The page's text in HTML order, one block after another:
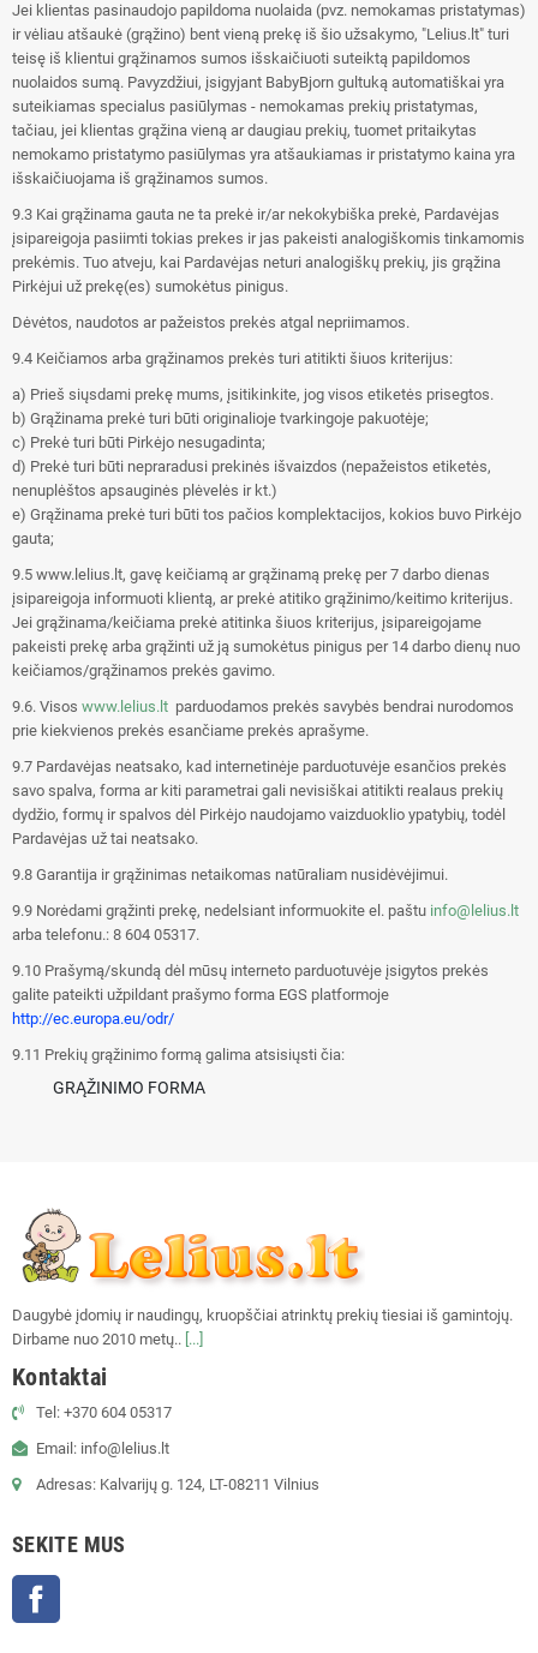
Jei klientas pasinaudojo papildoma nuolaida (pvz. nemokamas pristatymas)
ir vėliau atšaukė (grąžino) bent vieną prekę iš šio užsakymo, "Lelius.lt" turi
teisę iš klientui grąžinamos sumos išskaičiuoti suteiktą papildomos
nuolaidos sumą. Pavyzdžiui, įsigyjant BabyBjorn gultuką automatiškai yra
suteikiamas specialus pasiūlymas - nemokamas prekių pristatymas,
tačiau, jei klientas grąžina vieną ar daugiau prekių, tuomet pritaikytas
nemokamo pristatymo pasiūlymas yra atšaukiamas ir pristatymo kaina yra
išskaičiuojama iš grąžinamos sumos.
9.3 Kai grąžinama gauta ne ta prekė ir/ar nekokybiška prekė, Pardavėjas
įsipareigoja pasiimti tokias prekes ir jas pakeisti analogiškomis tinkamomis
prekėmis. Tuo atveju, kai Pardavėjas neturi analogiškų prekių, jis grąžina
Pirkėjui už prekę(es) sumokėtus pinigus.
Dėvėtos, naudotos ar pažeistos prekės atgal nepriimamos.
9.4 Keičiamos arba grąžinamos prekės turi atitikti šiuos kriterijus:
a) Prieš siųsdami prekę mums, įsitikinkite, jog visos etiketės prisegtos.
b) Grąžinama prekė turi būti originalioje tvarkingoje pakuotėje;
c) Prekė turi būti Pirkėjo nesugadinta;
d) Prekė turi būti nepraradusi prekinės išvaizdos (nepažeistos etiketės,
nenuplėštos apsauginės plėvelės ir kt.)
e) Grąžinama prekė turi būti tos pačios komplektacijos, kokios buvo Pirkėjo
gauta;
9.5 www.lelius.lt, gavę keičiamą ar grąžinamą prekę per 7 darbo dienas
įsipareigoja informuoti klientą, ar prekė atitiko grąžinimo/keitimo kriterijus.
Jei grąžinama/keičiama prekė atitinka šiuos kriterijus, įsipareigojame
pakeisti prekę arba grąžinti už ją sumokėtus pinigus per 14 darbo dienų nuo
keičiamos/grąžinamos prekės gavimo.
9.6. Visos www.lelius.lt parduodamos prekės savybės bendrai nurodomos
prie kiekvienos prekės esančiame prekės aprašyme.
9.7 Pardavėjas neatsako, kad internetinėje parduotuvėje esančios prekės
savo spalva, forma ar kiti parametrai gali nevisiškai atitikti realaus prekių
dydžio, formų ir spalvos dėl Pirkėjo naudojamo vaizduoklio ypatybių, todėl
Pardavėjas už tai neatsako.
9.8 Garantija ir grąžinimas netaikomas natūraliam nusidėvėjimui.
9.9 Norėdami grąžinti prekę, nedelsiant informuokite el. paštu info@lelius.lt
arba telefonu.: 8 604 05317.
9.10 Prašymą/skundą dėl mūsų interneto parduotuvėje įsigytos prekės
galite pateikti užpildant prašymo forma EGS platformoje
http://ec.europa.eu/odr/
9.11 Prekių grąžinimo formą galima atsisiųsti čia:
GRĄŽINIMO FORMA
Daugybė įdomių ir naudingų, kruopščiai atrinktų prekių tiesiai iš gamintojų.
Dirbame nuo 2010 metų.. [...]
Kontaktai
Tel: +370 604 05317
Email: info@lelius.lt
Adresas: Kalvarijų g. 124, LT-08211 Vilnius
SEKITE MUS